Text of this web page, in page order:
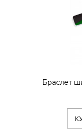
Браслет